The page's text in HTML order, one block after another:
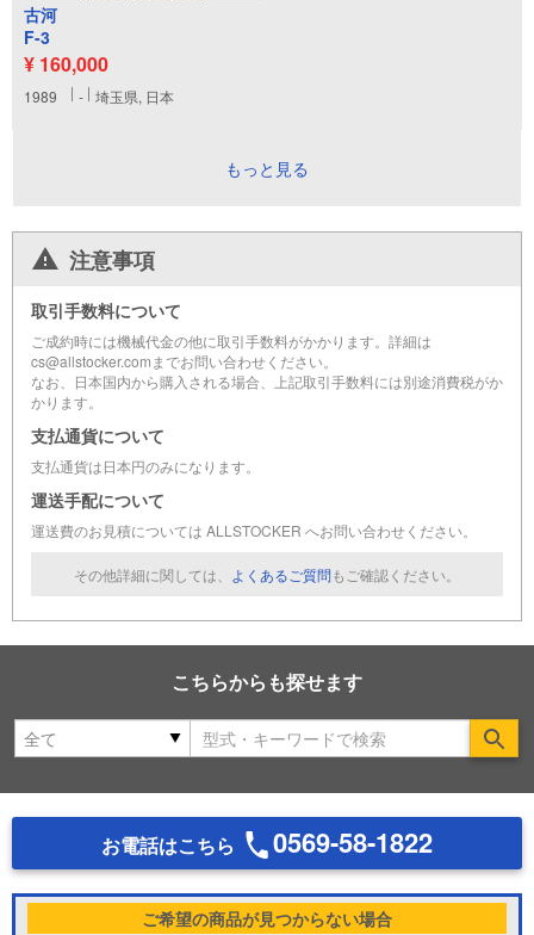
古河
F-3
¥ 160,000
1989 - 埼玉県, 日本
もっと見る
注意事項
取引手数料について
ご成約時には機械代金の他に取引手数料がかかります。詳細は
cs@allstocker.comまでお問い合わせください。
なお、日本国内から購入される場合、上記取引手数料には別途消費税がか
かります。
支払通貨について
支払通貨は日本円のみになります。
運送手配について
運送費のお見積については ALLSTOCKER へお問い合わせください。
その他詳細に関しては、 よくあるご質問もご確認ください。
こちらからも探せます
お電話はこちら 0569-58-1822
ご希望の商品が見つからない場合